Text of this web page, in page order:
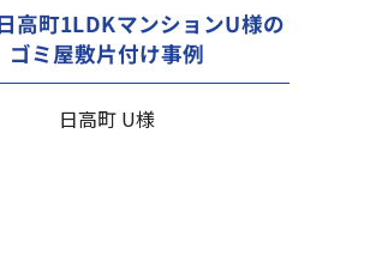
高町1LDKマンションU様の
ゴミ屋敷片付け事例
日高町 U様